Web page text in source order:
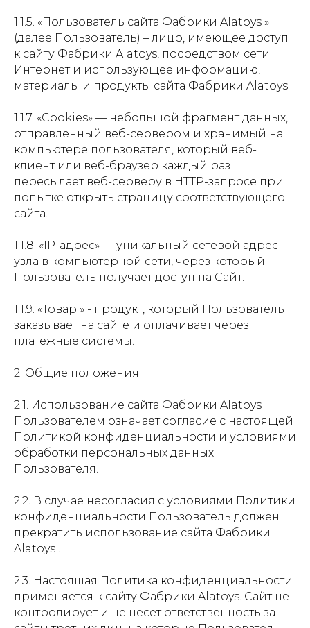
1.1.5. «Пользователь сайта Фабрики Alatoys »
(далее Пользователь) – лицо, имеющее доступ
к сайту Фабрики Alatoys, посредством сети
Интернет и использующее информацию,
материалы и продукты сайта Фабрики Alatoys.
1.1.7. «Cookies» — небольшой фрагмент данных,
отправленный веб-сервером и хранимый на
компьютере пользователя, который веб-
клиент или веб-браузер каждый раз
пересылает веб-серверу в HTTP-запросе при
попытке открыть страницу соответствующего
сайта.
1.1.8. «IP-адрес» — уникальный сетевой адрес
узла в компьютерной сети, через который
Пользователь получает доступ на Сайт.
1.1.9. «Товар » - продукт, который Пользователь
заказывает на сайте и оплачивает через
платёжные системы.
2. Общие положения
2.1. Использование сайта Фабрики Alatoys
Пользователем означает согласие с настоящей
Политикой конфиденциальности и условиями
обработки персональных данных
Пользователя.
2.2. В случае несогласия с условиями Политики
конфиденциальности Пользователь должен
прекратить использование сайта Фабрики
Alatoys .
2.3. Настоящая Политика конфиденциальности
применяется к сайту Фабрики Alatoys. Сайт не
контролирует и не несет ответственность за